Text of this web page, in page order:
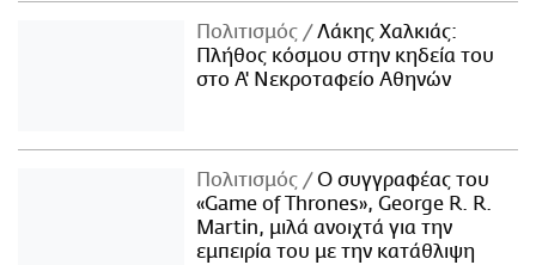
Πολιτισμός
Λάκης Χαλκιάς:
Πλήθος κόσμου στην κηδεία του
στο Α' Νεκροταφείο Αθηνών
Πολιτισμός
Ο συγγραφέας του
«Game of Thrones», George R. R.
Martin, μιλά ανοιχτά για την
εμπειρία του με την κατάθλιψη